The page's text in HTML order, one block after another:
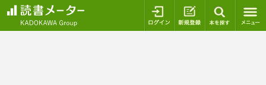
ログイン 新規登録